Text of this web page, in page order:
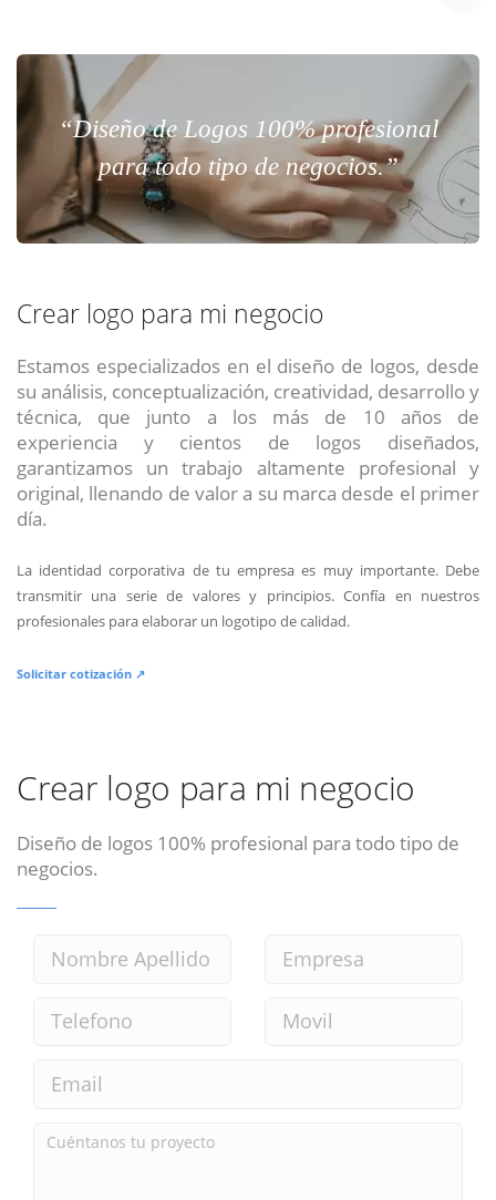
“Diseño de Logos 100% profesional
para todo tipo de negocios.”
Crear logo para mi negocio
Estamos especializados en el diseño de logos, desde
su análisis, conceptualización, creatividad, desarrollo y
técnica, que junto a los más de 10 años de
experiencia y cientos de logos diseñados,
garantizamos un trabajo altamente profesional y
original, llenando de valor a su marca desde el primer
día.
La identidad corporativa de tu empresa es muy importante. Debe
transmitir una serie de valores y principios. Confía en nuestros
profesionales para elaborar un logotipo de calidad.
Solicitar cotización ↗
Crear logo para mi negocio
Diseño de logos 100% profesional para todo tipo de
negocios.